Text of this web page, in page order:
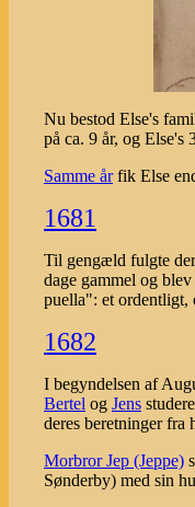
Nu bestod Else's
på ca. 9 år, og Else's
Samme årfik Else
1681
Til gengæld fulgte
dage gammel og
puella": et ordentligt,
1682
I begyndelsen af
Bertel og Jens
deres beretninger fra
Morbror Jep (Jeppe)
Sønderby) med sin